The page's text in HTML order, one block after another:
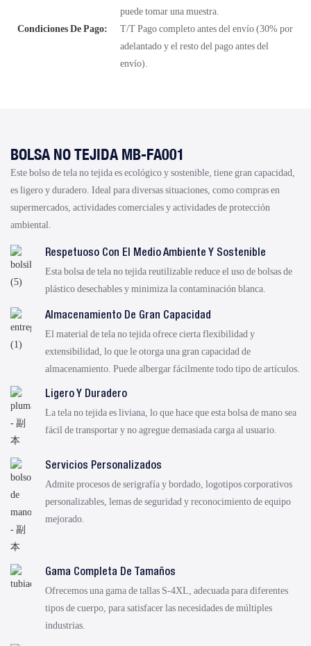
puede tomar una muestra.
Condiciones De Pago:
T/T Pago completo antes del envío (30% por
adelantado y el resto del pago antes del
envío).
BOLSA NO TEJIDA MB-FA001
Este bolso de tela no tejida es ecológico y sostenible, tiene gran capacidad,
es ligero y duradero. Ideal para diversas situaciones, como compras en
supermercados, actividades comerciales y actividades de protección
ambiental.
Respetuoso Con El Medio Ambiente Y Sostenible
Esta bolsa de tela no tejida reutilizable reduce el uso de bolsas de
plástico desechables y minimiza la contaminación blanca.
Almacenamiento De Gran Capacidad
El material de tela no tejida ofrece cierta flexibilidad y
extensibilidad, lo que le otorga una gran capacidad de
almacenamiento. Puede albergar fácilmente todo tipo de artículos.
Ligero Y Duradero
La tela no tejida es liviana, lo que hace que esta bolsa de mano sea
fácil de transportar y no agregue demasiada carga al usuario.
Servicios Personalizados
Admite procesos de serigrafía y bordado, logotipos corporativos
personalizables, lemas de seguridad y reconocimiento de equipo
mejorado.
Gama Completa De Tamaños
Ofrecemos una gama de tallas S-4XL, adecuada para diferentes
tipos de cuerpo, para satisfacer las necesidades de múltiples
industrias.